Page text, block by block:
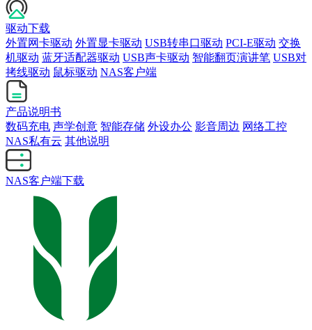
驱动下载
外置网卡驱动 外置显卡驱动 USB转串口驱动 PCI-E驱动 交换
机驱动 蓝牙适配器驱动 USB声卡驱动 智能翻页演讲笔 USB对
拷线驱动 鼠标驱动 NAS客户端
产品说明书
数码充电 声学创意 智能存储 外设办公 影音周边 网络工控
NAS私有云 其他说明
NAS客户端下载